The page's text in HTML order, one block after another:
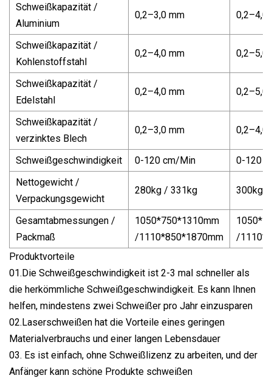
Schweißkapazität /
Aluminium
0,2–3,0 mm 0,2–4,0
Schweißkapazität /
Kohlenstoffstahl
0,2–4,0 mm 0,2–5,0
Schweißkapazität /
Edelstahl
0,2–4,0 mm 0,2–5,0
Schweißkapazität /
verzinktes Blech
0,2–3,0 mm 0,2–4,0
Schweißgeschwindigkeit 0-120 cm/Min
0-120
Nettogewicht /
Verpackungsgewicht
280kg / 331kg 300kg /
Gesamtabmessungen /
Packmaß
1050*750*1310mm
/1110*850*1870mm
/
Produktvorteile
01.Die Schweißgeschwindigkeit ist 2-3 mal schneller als
die herkömmliche Schweißgeschwindigkeit. Es kann Ihnen
helfen, mindestens zwei Schweißer pro Jahr einzusparen
02.Laserschweißen hat die Vorteile eines geringen
Materialverbrauchs und einer langen Lebensdauer
03. Es ist einfach, ohne Schweißlizenz zu arbeiten, und der
Anfänger kann schöne Produkte schweißen